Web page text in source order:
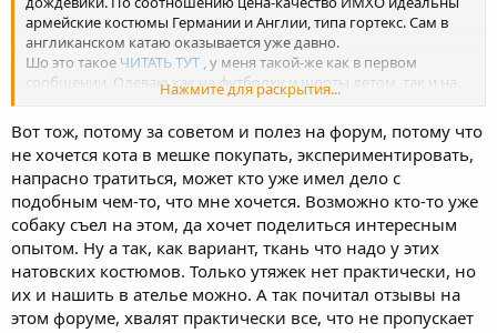
армейские костюмы Германии и Англии, типа гортекс. Сам в
англиканском катаю оказывается уже давно.
Шо это такое ЧИТАТЬ ТУТ , у меня такой-же как в первом
сообщении. Одеваю как на футболку и шорты летом, так и на
куртку из овчины и ватные штаны зимой . Дышит, воду не
пропускает. Рекордный пробег под дождём 500 км, в пункт
назначения приехал сухой.
Нажмите для раскрытия...
Вот тож, потому за советом и полез на форум, потому что
не хочется кота в мешке покупать, экспериментировать,
напрасно тратиться, может кто уже имел дело с
подобным чем-то, что мне хочется. Возможно кто-то уже
собаку съел на этом, да хочет поделиться интересным
опытом. Ну а так, как вариант, ткань что надо у этих
натовских костюмов. Только утяжек нет практически, но
их и нашить в ателье можно. А так почитал отзывы на
этом форуме, хвалят практически все, что не пропускает